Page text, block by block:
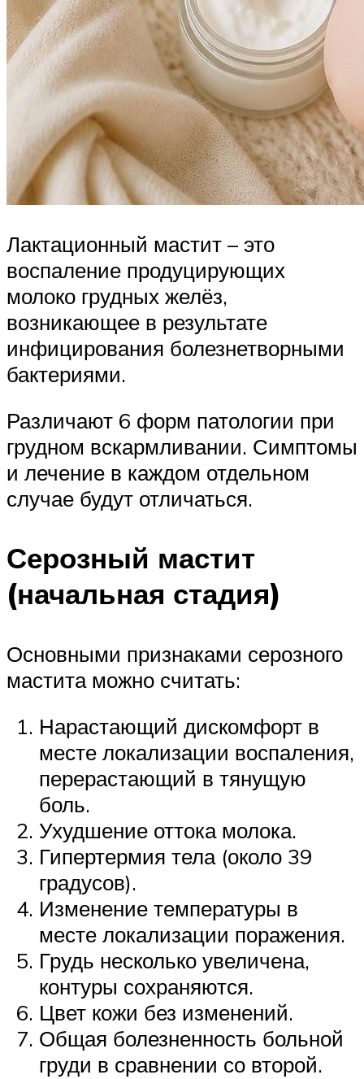
Лактационный мастит – это
воспаление продуцирующих
молоко грудных желёз,
возникающее в результате
инфицирования болезнетворными
бактериями.
Различают 6 форм патологии при
грудном вскармливании. Симптомы
и лечение в каждом отдельном
случае будут отличаться.
Серозный мастит
(начальная стадия)
Основными признаками серозного
мастита можно считать:
Нарастающий дискомфорт в
месте локализации воспаления,
перерастающий в тянущую
боль.
Ухудшение оттока молока.
Гипертермия тела (около 39
градусов).
Изменение температуры в
месте локализации поражения.
Грудь несколько увеличена,
контуры сохраняются.
Цвет кожи без изменений.
Общая болезненность больной
груди в сравнении со второй.